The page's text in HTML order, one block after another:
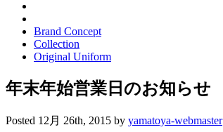
Brand Concept
Collection
Original Uniform
年末年始営業日のお知らせ
Posted 12月 26th, 2015 by yamatoya-webmaster